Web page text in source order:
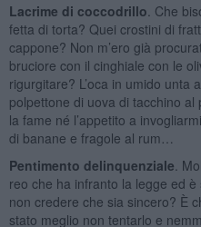
Lacrime di coccodrillo . Che
fetta di torta? Quei crostini di
cappone? Non m’ero già
bruciore con il cinghiale con le
rigurgitare? L’oca in umido unta
polpettone di uova di tacchino
la fame né l’appetito a
di banane e fragole al rum…
Pentimento delinquenziale .
reo che ha infranto la legge ed
non credere che sia sincero? È
stato meglio non tentarlo e